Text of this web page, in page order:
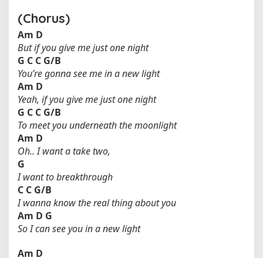
(Chorus)
Am D
But if you give me just one night
G C C G/B
You’re gonna see me in a new light
Am D
Yeah, if you give me just one night
G C C G/B
To meet you underneath the moonlight
Am D
Oh.. I want a take two,
G
I want to breakthrough
C C G/B
I wanna know the real thing about you
Am D G
So I can see you in a new light
Am D